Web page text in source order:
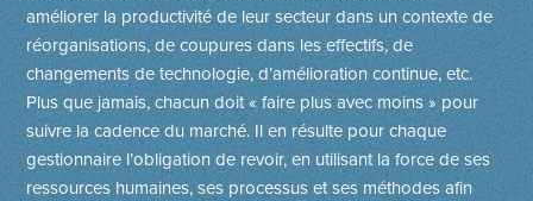
améliorer la productivité de leur secteur dans un contexte de
réorganisations, de coupures dans les effectifs, de
changements de techno­logie, d’amélioration continue, etc.
Plus que jamais, chacun doit « faire plus avec moins » pour
suivre la cadence du marché. Il en résulte pour chaque
gestionnaire l’obligation de revoir, en utilisant la force de ses
ressources humaines, ses processus et ses méthodes afin